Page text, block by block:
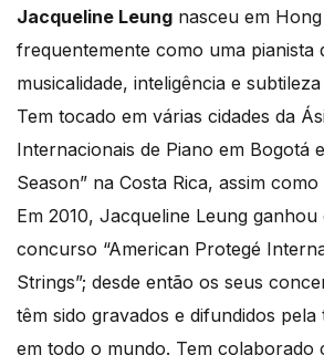
Jacqueline Leung nasceu em
frequentemente como uma pianista
musicalidade, inteligência e
Tem tocado em várias cidades da
Internacionais de Piano em Bogotá
Season” na Costa Rica, assim
Em 2010, Jacqueline Leung
concurso “American Protegé
Strings”; desde então os seus
têm sido gravados e difundidos pela
em todo o mundo. Tem colaborado